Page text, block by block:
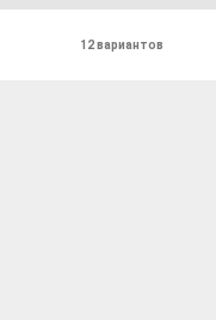
12 вариантов